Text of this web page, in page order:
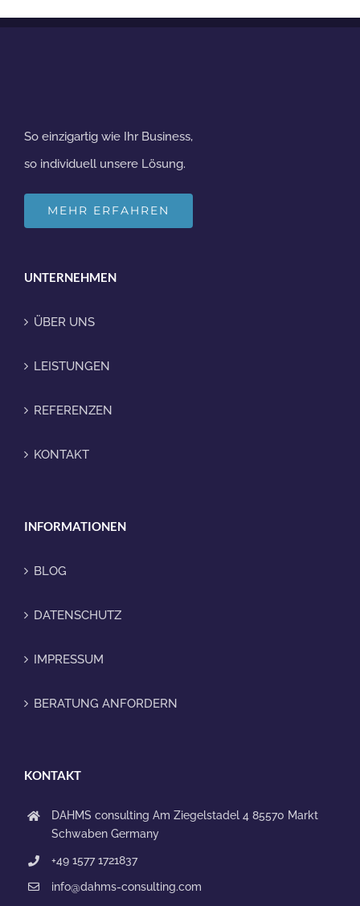
So einzigartig wie Ihr Business,
so individuell unsere Lösung.
MEHR ERFAHREN
UNTERNEHMEN
ÜBER UNS
LEISTUNGEN
REFERENZEN
KONTAKT
INFORMATIONEN
BLOG
DATENSCHUTZ
IMPRESSUM
BERATUNG ANFORDERN
KONTAKT
DAHMS consulting Am Ziegelstadel 4 85570 Markt
Schwaben Germany
+49 1577 1721837
info@dahms-consulting.com